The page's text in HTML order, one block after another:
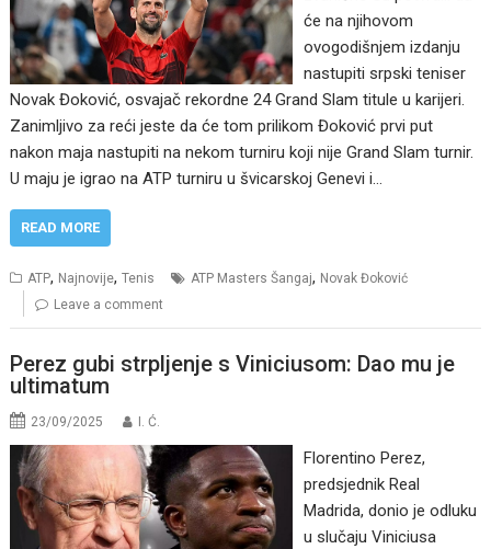
će na njihovom
ovogodišnjem izdanju
nastupiti srpski teniser
Novak Đoković, osvajač rekordne 24 Grand Slam titule u karijeri.
Zanimljivo za reći jeste da će tom prilikom Đoković prvi put
nakon maja nastupiti na nekom turniru koji nije Grand Slam turnir.
U maju je igrao na ATP turniru u švicarskoj Genevi i…
READ MORE
ATP, Najnovije,Tenis ATP Masters Šangaj, Novak Đoković
Leave a comment
Perez gubi strpljenje s Viniciusom: Dao mu je
ultimatum
23/09/2025 I. Ć.
Florentino Perez,
predsjednik Real
Madrida, donio je odluku
u slučaju Viniciusa